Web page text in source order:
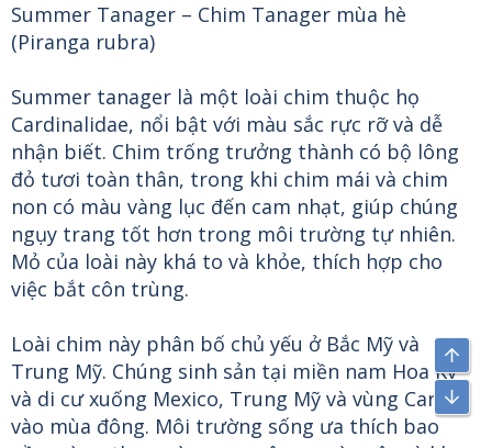
Summer Tanager – Chim Tanager mùa hè
(Piranga rubra)
Summer tanager là một loài chim thuộc họ
Cardinalidae, nổi bật với màu sắc rực rỡ và dễ
nhận biết. Chim trống trưởng thành có bộ lông
đỏ tươi toàn thân, trong khi chim mái và chim
non có màu vàng lục đến cam nhạt, giúp chúng
ngụy trang tốt hơn trong môi trường tự nhiên.
Mỏ của loài này khá to và khỏe, thích hợp cho
việc bắt côn trùng.
Loài chim này phân bố chủ yếu ở Bắc Mỹ và
Trung Mỹ. Chúng sinh sản tại miền nam Hoa Kỳ
và di cư xuống Mexico, Trung Mỹ và vùng Caribe
vào mùa đông. Môi trường sống ưa thích bao